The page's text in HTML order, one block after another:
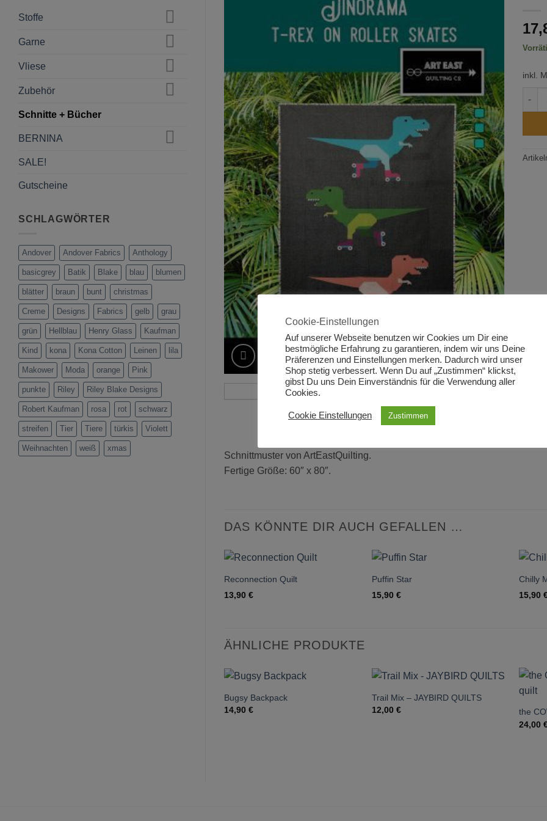
Stoffe
Garne
Vliese
Zubehör
Schnitte + Bücher
BERNINA
SALE!
Gutscheine
SCHLAGWÖRTER
Andover Andover Fabrics Anthology
basicgrey Batik Blake blau blumen
blätter braun bunt christmas
Creme Designs Fabrics gelb grau
grün Hellblau Henry Glass Kaufman
Kind kona Kona Cotton Leinen lila
Makower Moda orange Pink
punkte Riley Riley Blake Designs
Robert Kaufman rosa rot schwarz
streifen Tier Tiere türkis Violett
Weihnachten weiß xmas
inkl.
BESCHREIBUNG
Schnittmuster von ArtEastQuilting.
Fertige Größe: 60″ x 80″.
DAS KÖNNTE DIR AUCH GEFALLEN …
Reconnection Quilt
13,90 €
Puffin Star
15,90 €
Chilly
15,90
ÄHNLICHE PRODUKTE
Bugsy Backpack
14,90 €
Trail Mix – JAYBIRD QUILTS
12,00 €
the
24,00
Cookie-Einstellungen
Auf unserer Webseite benutzen wir Cookies um Dir eine
bestmögliche Erfahrung zu garantieren, indem wir uns Deine
Präferenzen und Einstellungen merken. Dadurch wird unser
Shop stetig verbessert. Wenn Du auf „Zustimmen“ klickst,
gibst Du uns Dein Einverständnis für die Verwendung aller
Cookies.
Cookie Einstellungen Zustimmen